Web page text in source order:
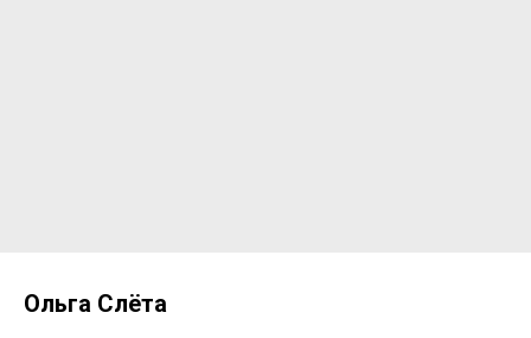
Ольга Слёта